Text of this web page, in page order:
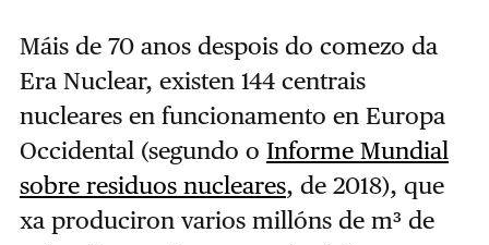
Máis de 70 anos despois do comezo da
Era Nuclear, existen 144 centrais
nucleares en funcionamento en Europa
Occidental (segundo o Informe Mundial
sobre residuos nucleares, de 2018), que
xa produciron varios millóns de m³ de